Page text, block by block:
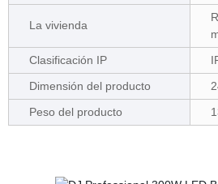
La vivienda
Clasificación IP
Dimensión del producto
Peso del producto